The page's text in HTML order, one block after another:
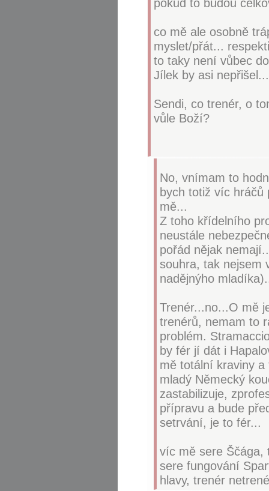
co mě ale osobně
myslet/přát...
to taky není vůbec
Jílek by asi nepřišel...
Sendi, co trenér, o
vůle Boží?
No, vnímam to
bych totiž víc hráčů
mě...
Z toho křídelního
neustále
pořád nějak
souhra, tak nejsem
nadějnýho
Trenér...no...O mě
trenérů, nemam to
problém.
by fér jí dát i
mě totální kraviny
mladý Německý
zastabilizuje,
přípravu a bude
setrvání, je to fér...
víc mě sere Ščága,
sere fungování
hlavy, trenér